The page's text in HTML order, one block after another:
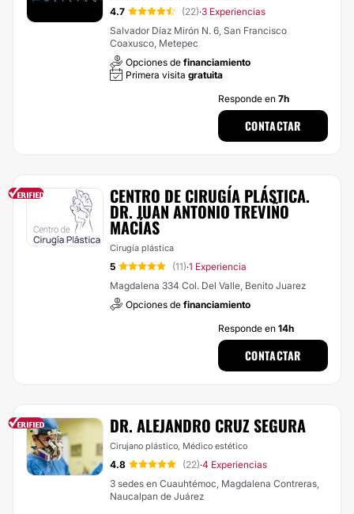
4.7 (22)·3 Experiencias
Salvador Díaz Mirón N. 6, San Francisco
Coaxusco, Metepec
Opciones de financiamiento
Primera visita gratuita
Responde en 7h
CONTACTAR
CENTRO DE CIRUGÍA PLÁSTICA.
DR. JUAN ANTONIO TREVIÑO
MACÍAS
Cirugía plástica
5 (11)·1 Experiencia
Magdalena 334 Col. Del Valle, Benito Juarez
Opciones de financiamiento
Responde en 14h
CONTACTAR
DR. ALEJANDRO CRUZ SEGURA
Cirujano plástico, Médico estético
4.8 (22)·4 Experiencias
3 sedes en Cuauhtémoc, Magdalena Contreras,
Naucalpan de Juárez